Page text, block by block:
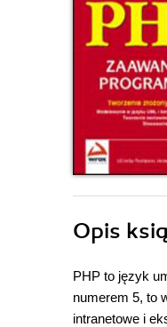
Opis
PHP to język
numerem 5, to
intranetowe i